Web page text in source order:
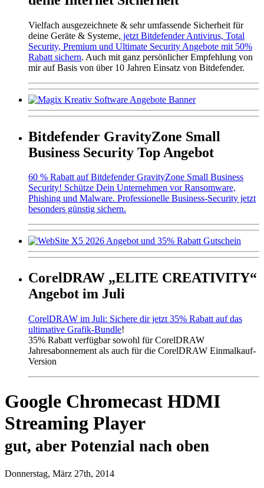
Vielfach ausgezeichnete & sehr umfassende Sicherheit für
deine Geräte & Systeme, jetzt Bitdefender Antivirus, Total
Security, Premium und Ultimate Security Angebote mit 50%
Rabatt sichern. Auch mit ganz persönlicher Empfehlung von
mir auf Basis von über 10 Jahren Einsatz von Bitdefender.
Bitdefender GravityZone Small
Business Security Top Angebot
60 % Rabatt auf Bitdefender GravityZone Small Business
Security! Schütze Dein Unternehmen vor Ransomware,
Phishing und Malware. Professionelle Business-Security jetzt
besonders günstig sichern.
CorelDRAW „ELITE CREATIVITY“
Angebot im Juli
CorelDRAW im Juli: Sichere dir jetzt 35% Rabatt auf das
ultimative Grafik-Bundle!
35% Rabatt verfügbar sowohl für CorelDRAW
Jahresabonnement als auch für die CorelDRAW Einmalkauf-
Version
Google Chromecast HDMI
Streaming Player
gut, aber Potenzial nach oben
Donnerstag, März 27th, 2014